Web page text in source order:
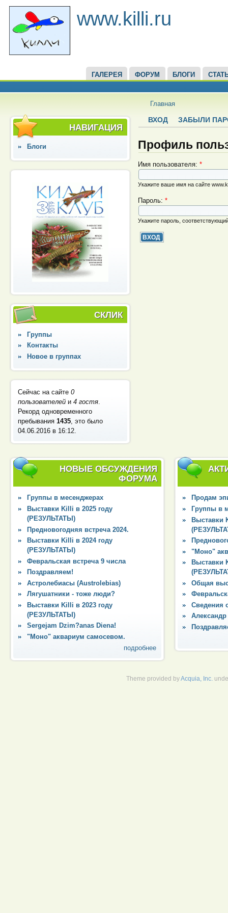
www.killi.ru
ГАЛЕРЕЯ ФОРУМ БЛОГИ
Главная
НАВИГАЦИЯ
Блоги
СКЛИК
Группы
Контакты
Новое в группах
Сейчас на сайте0
пользователей и4 гостя
Рекорд одновременного
пребывания1435 , это было
04.06.2016 в 16:12
ВХОД ЗАБЫЛИ
Профиль
Имя пользователя:*
Укажите ваше имя на сайте
Пароль:*
Укажите пароль,
НОВЫЕ ОБСУЖДЕНИЯ
ФОРУМА
Группы в месенджерах
Выставки Killi в 2025 году
(РЕЗУЛЬТАТЫ)
Предновогодняя встреча 2024.
Выставки Killi в 2024 году
(РЕЗУЛЬТАТЫ)
Февральская встреча 9 числа
Поздравляем!
Астролебиасы (Austrolebias)
Лягушатники - тоже люди?
Выставки Killi в 2023 году
(РЕЗУЛЬТАТЫ)
Sergejam Dzim?anas Diena!
"Моно" аквариум самосевом.
подробнее
Продам
Группы в
Выставки
"Моно"
Выставки
Общая
Сведения
Theme provided byAcquia, Inc.